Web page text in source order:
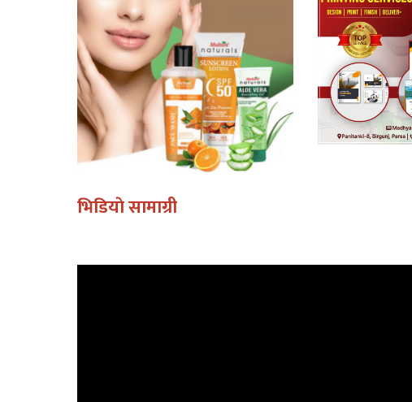
भिडियाे सामाग्री